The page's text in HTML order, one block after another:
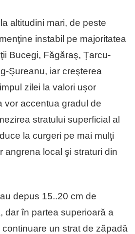
altitudini mari, de peste
instabil pe majoritatea
Bucegi, Făgăraş, Ţarcu-
Şureanu, iar creşterea
zilei la valori uşor
vor accentua gradul de
stratului superficial al
la curgeri pe mai mulţi
angrena local şi straturi din
depus 15..20 cm de
dar în partea superioară a
un strat de zăpadă